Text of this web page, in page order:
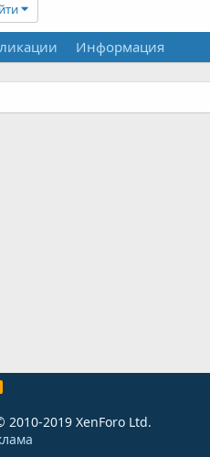
Информация
2010-2019 XenForo Ltd.